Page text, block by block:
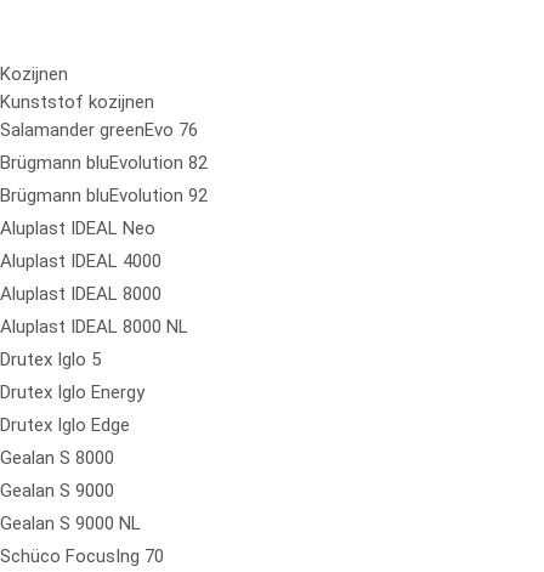
Kozijnen
Kunststof kozijnen
Salamander greenEvo 76
Brügmann bluEvolution 82
Brügmann bluEvolution 92
Aluplast IDEAL Neo
Aluplast IDEAL 4000
Aluplast IDEAL 8000
Aluplast IDEAL 8000 NL
Drutex Iglo 5
Drutex Iglo Energy
Drutex Iglo Edge
Gealan S 8000
Gealan S 9000
Gealan S 9000 NL
Schüco FocusIng 70